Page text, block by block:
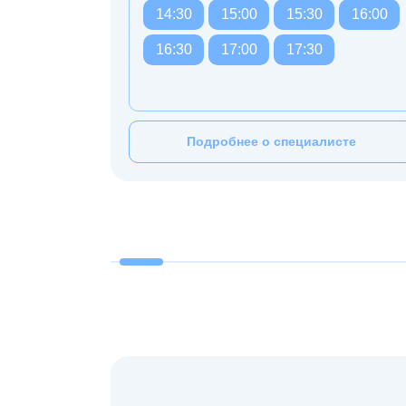
14:30 15:00 15:30 16:00
16:30 17:00 17:30
Подробнее о специалисте